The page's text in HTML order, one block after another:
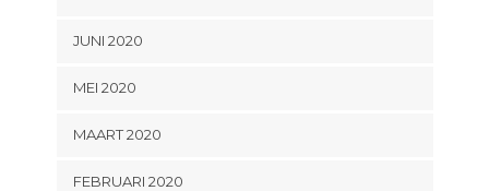
JUNI 2020
MEI 2020
MAART 2020
FEBRUARI 2020